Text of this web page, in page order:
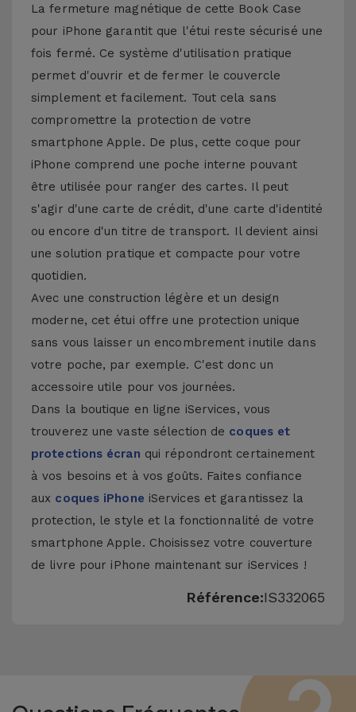
La fermeture magnétique de cette Book Case
pour iPhone garantit que l'étui reste sécurisé une
fois fermé. Ce système d'utilisation pratique
permet d'ouvrir et de fermer le couvercle
simplement et facilement. Tout cela sans
compromettre la protection de votre
smartphone Apple. De plus, cette coque pour
iPhone comprend une poche interne pouvant
être utilisée pour ranger des cartes. Il peut
s'agir d'une carte de crédit, d'une carte d'identité
ou encore d'un titre de transport. Il devient ainsi
une solution pratique et compacte pour votre
quotidien.
Avec une construction légère et un design
moderne, cet étui offre une protection unique
sans vous laisser un encombrement inutile dans
votre poche, par exemple. C'est donc un
accessoire utile pour vos journées.
Dans la boutique en ligne iServices, vous
trouverez une vaste sélection de coques et
protections écran qui répondront certainement
à vos besoins et à vos goûts. Faites confiance
aux coques iPhone iServices et garantissez la
protection, le style et la fonctionnalité de votre
smartphone Apple. Choisissez votre couverture
de livre pour iPhone maintenant sur iServices !
Référence:IS332065